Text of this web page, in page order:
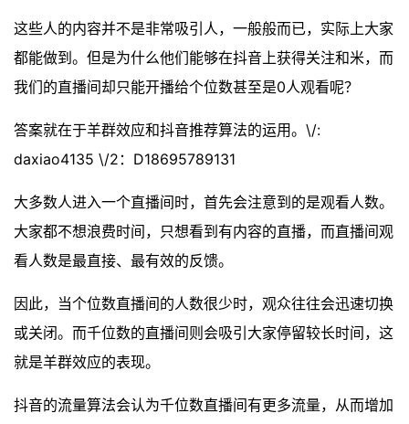
这些人的内容并不是非常吸引人，一般般而已，实际上大家
都能做到。但是为什么他们能够在抖音上获得关注和米，而
我们的直播间却只能开播给个位数甚至是0人观看呢？
答案就在于羊群效应和抖音推荐算法的运用。\/:
daxiao4135 \/2：D18695789131
大多数人进入一个直播间时，首先会注意到的是观看人数。
大家都不想浪费时间，只想看到有内容的直播，而直播间观
看人数是最直接、最有效的反馈。
因此，当个位数直播间的人数很少时，观众往往会迅速切换
或关闭。而千位数的直播间则会吸引大家停留较长时间，这
就是羊群效应的表现。
抖音的流量算法会认为千位数直播间有更多流量，从而增加